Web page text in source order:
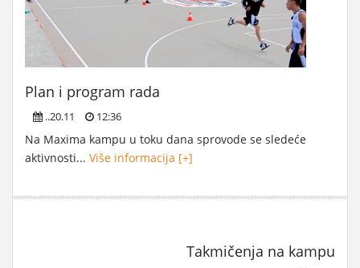
Plan i program rada
..20.11 12:36
Na Maxima kampu u toku dana sprovode se sledeće
aktivnosti... Više informacija [+]
Takmičenja na kampu